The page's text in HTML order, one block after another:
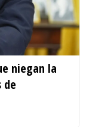
niegan la
de